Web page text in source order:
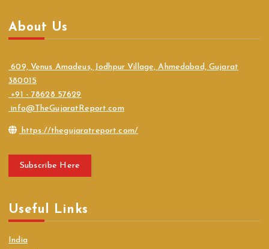
About Us
609, Venus Amadeus, Jodhpur Village, Ahmedabad, Gujarat
380015
+91 - 78628 57629
info@TheGujaratReport.com
https://thegujaratreport.com/
Subscribe Here
Useful Links
India